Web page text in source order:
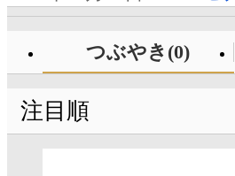
つぶやき(0)
注目順